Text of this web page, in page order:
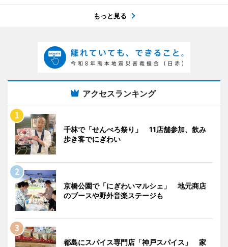
もっと見る
アクセスランキング
千林で「せんべろ祭り」 11店舗参加、飲み
歩き客でにぎわい
京橋公園で「にぎわいマルシェ」 地元商店
のブースや野外音楽ステージも
都島にスパイス専門店「神戸スパイス」 家